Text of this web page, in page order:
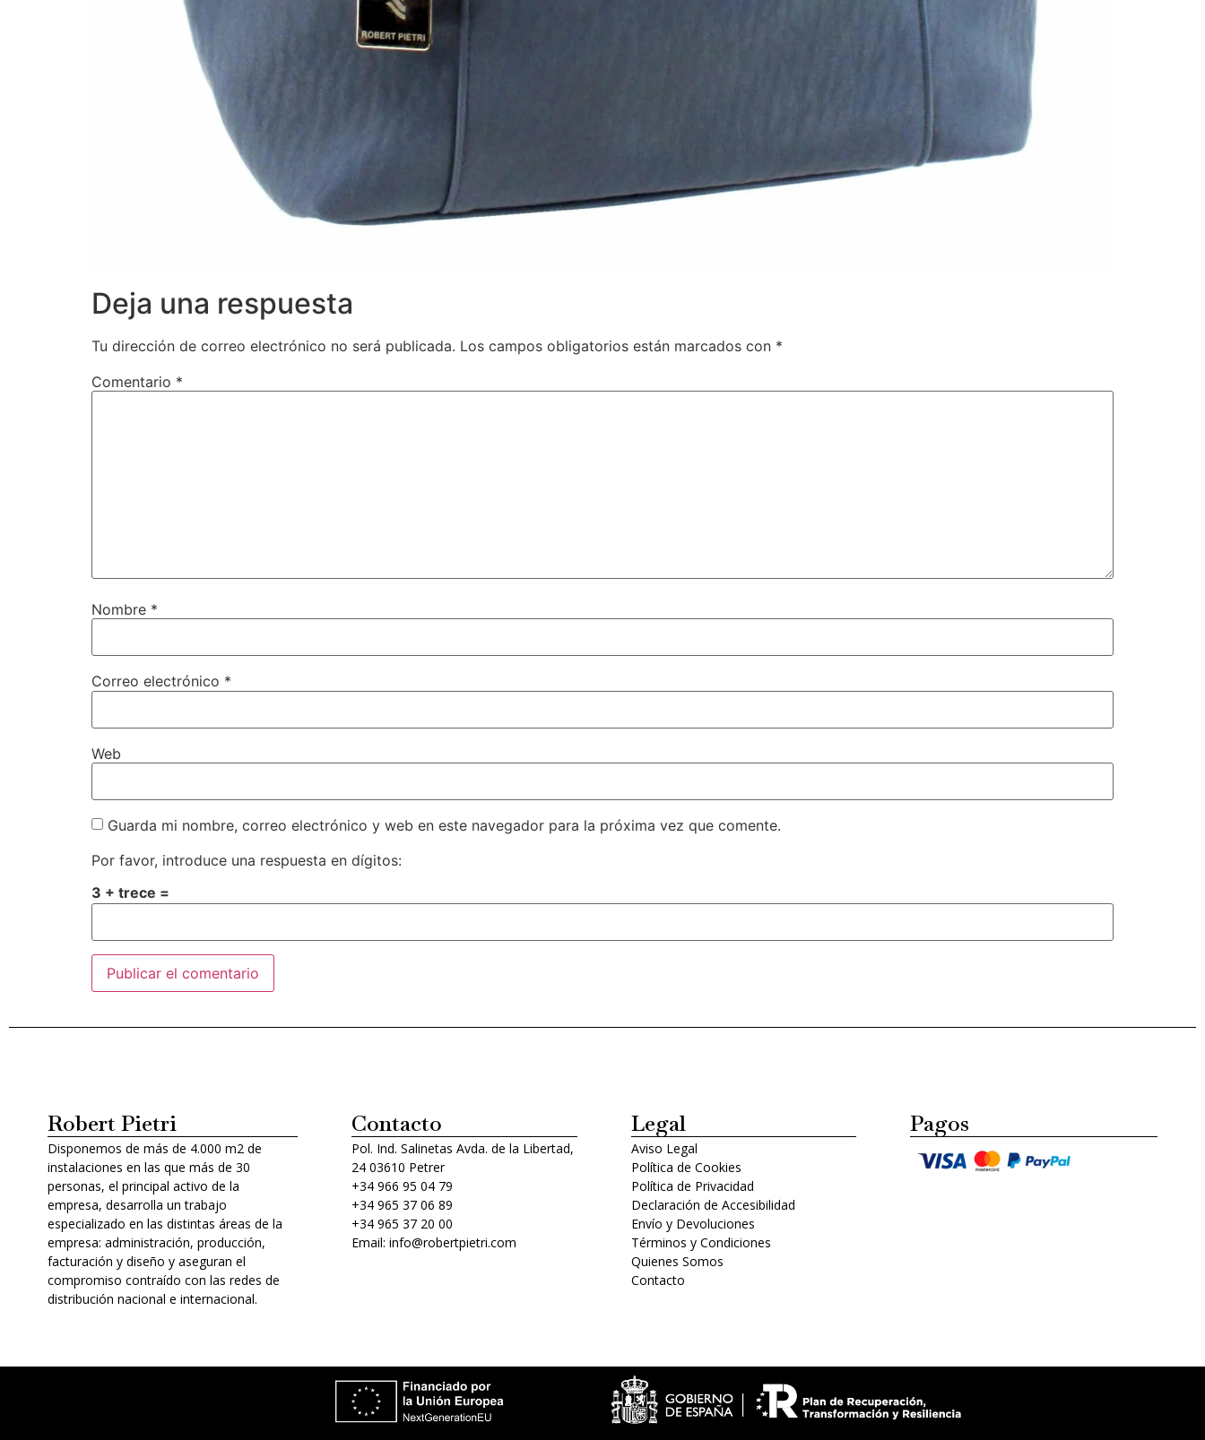
Deja una respuesta
Tu dirección de correo electrónico no será publicada. Los campos obligatorios están marcados con *
Comentario *
Nombre *
Correo electrónico *
Web
Guarda mi nombre, correo electrónico y web en este navegador para la próxima vez que comente.
Por favor, introduce una respuesta en dígitos:
3 + trece =
Robert Pietri
Disponemos de más de 4.000 m2 de
instalaciones en las que más de 30
personas, el principal activo de la
empresa, desarrolla un trabajo
especializado en las distintas áreas de la
empresa: administración, producción,
facturación y diseño y aseguran el
compromiso contraído con las redes de
distribución nacional e internacional.
Contacto
Pol. Ind. Salinetas Avda. de la Libertad,
24 03610 Petrer
+34 966 95 04 79
+34 965 37 06 89
+34 965 37 20 00
Email: info@robertpietri.com
Legal
Aviso Legal
Política de Cookies
Política de Privacidad
Declaración de Accesibilidad
Envío y Devoluciones
Términos y Condiciones
Quienes Somos
Contacto
Pagos